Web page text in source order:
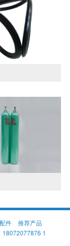
件
推荐产品
18072077876 1